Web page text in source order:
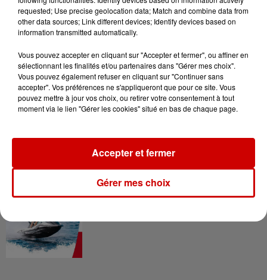
Gagnez vos entrées pour le
Musée du Sport Automobile au
Mans !
Alouette vous invite à
Le Duel - Gagnez votre balade
en jet ski !
requested; Use precise geolocation data; Match and combine data from
other data sources; Link different devices; Identify devices based on
information transmitted automatically.
Vous pouvez accepter en cliquant sur "Accepter et fermer", ou affiner en
sélectionnant les finalités et/ou partenaires dans "Gérer mes choix".
Vous pouvez également refuser en cliquant sur "Continuer sans
accepter". Vos préférences ne s'appliqueront que pour ce site. Vous
pouvez mettre à jour vos choix, ou retirer votre consentement à tout
moment via le lien "Gérer les cookies" situé en bas de chaque page.
Gérer mes choix
Accepter et fermer